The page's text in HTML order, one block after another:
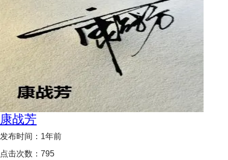
康战芳
发布时间： 1年前
点击次数： 795